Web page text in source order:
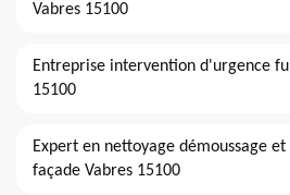
Vabres 15100
Entreprise intervention d'urgence
15100
Expert en nettoyage démoussage
façade Vabres 15100